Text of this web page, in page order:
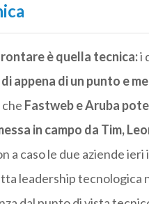
è quella tecnica:i
appena di un punto e
Fastweb e Aruba
in campo da Tim,
a caso le due aziende
leadership tecnologica